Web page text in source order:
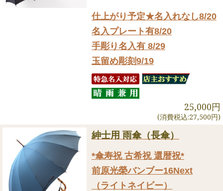
仕上がり予定★名入れなし8/20
名入プレート有8/20
手彫り名入有 8/29
玉留め彫刻9/19
25,000円
(消費税込:27,500円)
紳士用 雨傘（長傘）
*傘寿祝 古希祝 還暦祝*
前原光榮バンブー16Next
（ライトネイビー）